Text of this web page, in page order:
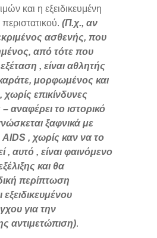
και η εξειδικευμένη
(Π.χ., αν
ασθενής, που
από τότε που
, είναι αθλητής
μορφωμένος και
επικίνδυνες
αναφέρει το ιστορικό
ξαφνικά με
, χωρίς καν να το
, αυτό , είναι φαινόμενο
και θα
περίπτωση
για την
αντιμετώπιση).